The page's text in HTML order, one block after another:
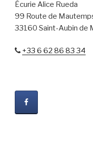
Écurie Alice Rueda
99 Route de
33160 Saint-Aubin de
+33 6 62 86 83 34